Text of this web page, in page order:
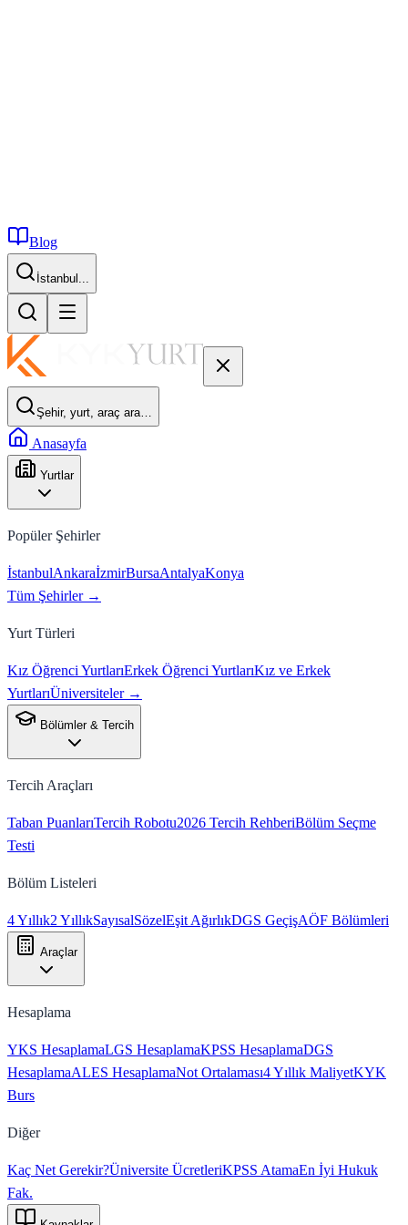
Blog
İstanbul...
Şehir, yurt, araç ara…
Anasayfa
Yurtlar
Popüler Şehirler
İstanbulAnkaraİzmirBursaAntalyaKonya
Tüm Şehirler →
Yurt Türleri
Kız Öğrenci YurtlarıErkek Öğrenci YurtlarıKız ve Erkek
YurtlarıÜniversiteler →
Bölümler & Tercih
Tercih Araçları
Taban PuanlarıTercih Robotu2026 Tercih RehberiBölüm Seçme
Testi
Bölüm Listeleri
4 Yıllık2 YıllıkSayısalSözelEşit AğırlıkDGS GeçişAÖF Bölümleri
Araçlar
Hesaplama
YKS HesaplamaLGS HesaplamaKPSS HesaplamaDGS
HesaplamaALES HesaplamaNot Ortalaması4 Yıllık MaliyetKYK
Burs
Diğer
Kaç Net Gerekir?Üniversite ÜcretleriKPSS AtamaEn İyi Hukuk
Fak.